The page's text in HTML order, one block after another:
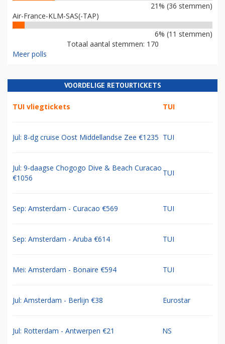
21% (36 stemmen)
Air-France-KLM-SAS(-TAP)
6% (11 stemmen)
Totaal aantal stemmen: 170
Meer polls
VOORDELIGE RETOURTICKETS
TUI vliegtickets TUI
Jul: 8-dg cruise Oost Middellandse Zee €1235 TUI
Jul: 9-daagse Chogogo Dive & Beach Curacao
€1056
TUI
Sep: Amsterdam - Curacao €569 TUI
Sep: Amsterdam - Aruba €614 TUI
Mei: Amsterdam - Bonaire €594 TUI
Jul: Amsterdam - Berlijn €38 Eurostar
Jul: Rotterdam - Antwerpen €21 NS